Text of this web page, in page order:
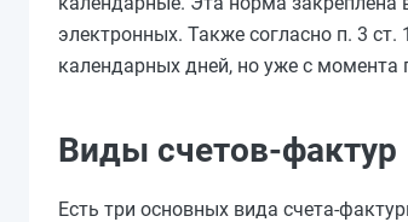
электронных. Также согласно п. 3
календарных дней, но уже с момента
Виды счетов-фактур
Есть три основных вида счета-